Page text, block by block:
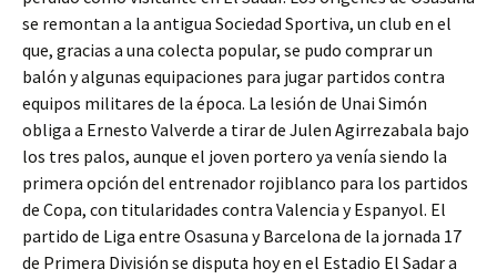
se remontan a la antigua Sociedad Sportiva, un club en el
que, gracias a una colecta popular, se pudo comprar un
balón y algunas equipaciones para jugar partidos contra
equipos militares de la época. La lesión de Unai Simón
obliga a Ernesto Valverde a tirar de Julen Agirrezabala bajo
los tres palos, aunque el joven portero ya venía siendo la
primera opción del entrenador rojiblanco para los partidos
de Copa, con titularidades contra Valencia y Espanyol. El
partido de Liga entre Osasuna y Barcelona de la jornada 17
de Primera División se disputa hoy en el Estadio El Sadar a